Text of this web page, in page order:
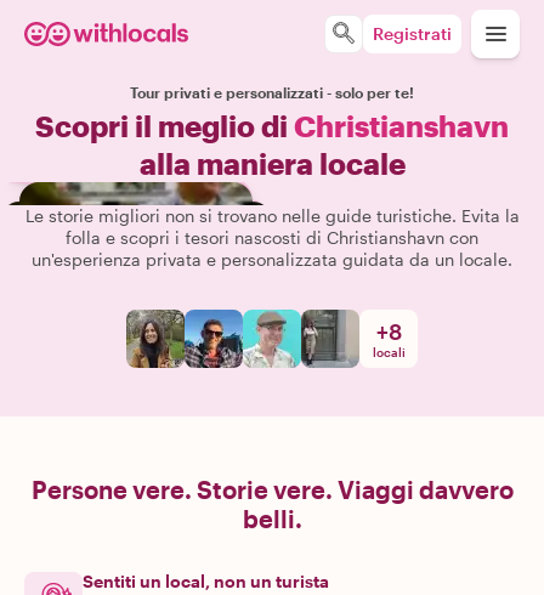
Registrati
Tour privati e personalizzati - solo per te!
Scopri il meglio di Christianshavn
alla maniera locale
Le storie migliori non si trovano nelle guide turistiche. Evita la
folla e scopri i tesori nascosti di Christianshavn con
un'esperienza privata e personalizzata guidata da un locale.
+8
locali
Persone vere. Storie vere. Viaggi davvero
belli.
Sentiti un local, non un turista